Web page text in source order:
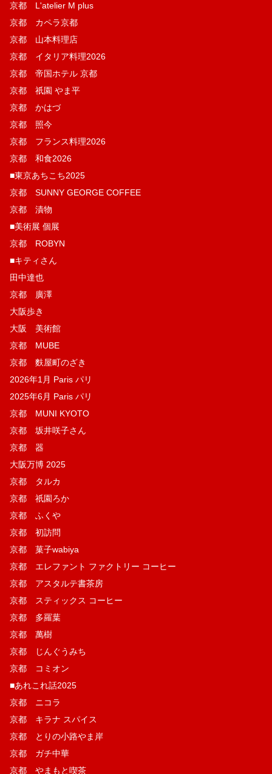
京都 L'atelier M plus
京都 カペラ京都
京都 山本料理店
京都 イタリア料理2026
京都 帝国ホテル 京都
京都 祇園 やま平
京都 かはづ
京都 照今
京都 フランス料理2026
京都 和食2026
■東京あちこち2025
京都 SUNNY GEORGE COFFEE
京都 漬物
■美術展 個展
京都 ROBYN
■キティさん
田中達也
京都 廣澤
大阪歩き
大阪 美術館
京都 MUBE
京都 麩屋町のざき
2026年1月 Paris パリ
2025年6月 Paris パリ
京都 MUNI KYOTO
京都 坂井咲子さん
京都 器
大阪万博 2025
京都 タルカ
京都 祇園ろか
京都 ふくや
京都 初訪問
京都 菓子wabiya
京都 エレファント ファクトリー コーヒー
京都 アスタルテ書茶房
京都 スティックス コーヒー
京都 多羅葉
京都 萬樹
京都 じんぐうみち
京都 コミオン
■あれこれ話2025
京都 ニコラ
京都 キラナ スパイス
京都 とりの小路やま岸
京都 ガチ中華
京都 やまもと喫茶